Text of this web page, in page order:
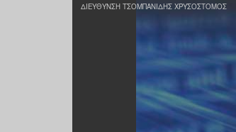
ΔΙΕΥΘΥΝΣΗ ΤΣΟΜΠΑΝΙΔΗΣ ΧΡΥΣΟΣΤΟΜΟΣ